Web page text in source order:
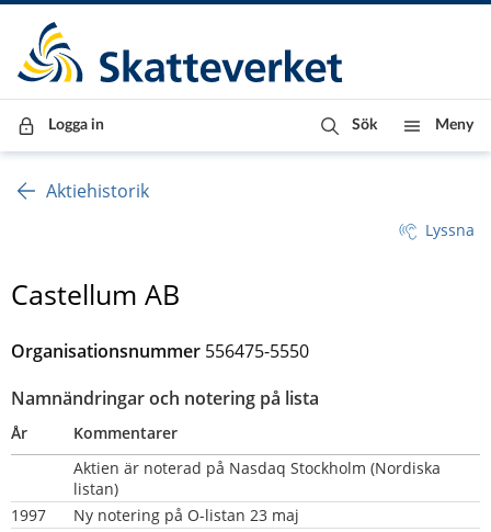
Till innehåll
Till navigationen
Till chattrobot
Logga in Sök Meny
Aktiehistorik
Lyssna
Castellum AB
Organisationsnummer 556475-5550
Namnändringar och notering på lista
År
Kommentarer
Aktien är noterad på Nasdaq Stockholm (Nordiska
listan)
1997
Ny notering på O-listan 23 maj